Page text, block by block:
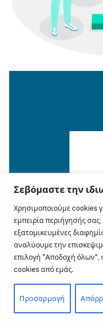
Σεβόμαστε την
Χρησιμοποιούμε cookies
εμπειρία περιήγησής
εξατομικευμένες
αναλύουμε την
επιλογή "Αποδοχή όλων",
cookies από εμάς.
Προσαρμογή